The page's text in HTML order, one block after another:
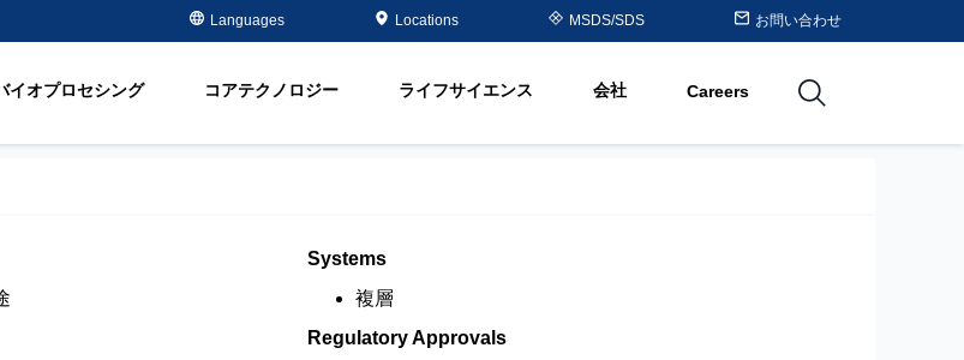
Languages Locations MSDS/SDS お問い合わせ
イオプロセシング コアテクノロジー ライフサイエンス 会社 Careers
半導体 - 電子部品分野
オイル＆ガス分野
有機物除去
軟化
Table
Systems
複層
Regulatory Approvals